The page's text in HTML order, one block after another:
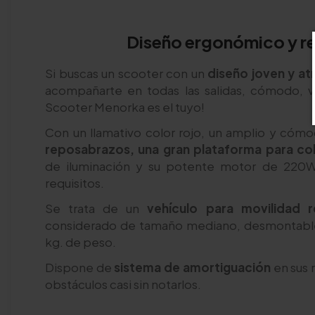
Diseño ergonómico y
Si buscas un scooter con un diseño joven y
acompañarte en todas las salidas, cómodo,
Scooter Menorka es el tuyo!
Con un llamativo color rojo, un amplio y
reposabrazos, una gran plataforma para
de iluminación y su potente motor de
requisitos.
Se trata de un vehículo para movilidad
considerado de tamaño mediano,
kg. de peso.
Dispone de sistema de amortiguación en sus
obstáculos casi sin notarlos.